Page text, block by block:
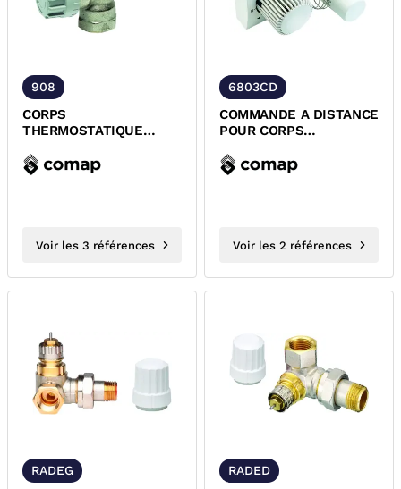
908
CORPS
THERMOSTATIQUE
VISSER M28x1,5 COMAP
Voir les 3 références
6803CD
COMMANDE A DISTANCE
POUR CORPS
M28x1,5 COMAP
Voir les 2 références
RADEG RADED